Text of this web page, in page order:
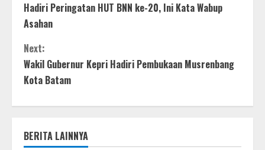
Hadiri Peringatan HUT BNN ke-20, Ini Kata Wabup
Asahan
Next:
Wakil Gubernur Kepri Hadiri Pembukaan Musrenbang
Kota Batam
BERITA LAINNYA